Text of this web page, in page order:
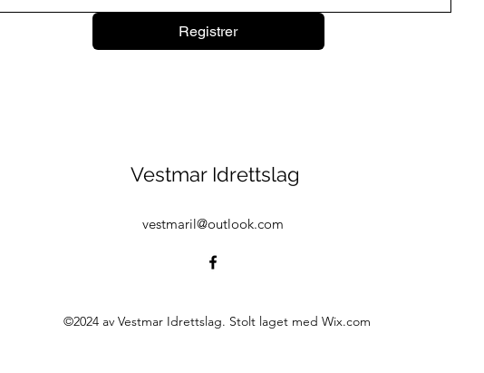
Registrer
Vestmar Idrettslag
vestmaril@outlook.com
©2024 av Vestmar Idrettslag. Stolt laget med Wix.com